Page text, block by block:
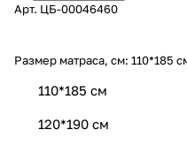
Арт. ЦБ-00046460
Размер матраса, см: 110*185
110*185 см
120*190 см